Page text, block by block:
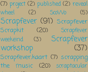
(7) project (2) published (2) reveal
wheel
(2) ScoWo (5)
Scrapfever (91) Scrapfever
Scrapkit
(20)
Scrapfever
weekeind
(3) Scrapfever
workshop (37)
Scrapfever;kaart (7) scrapping
the music
(20)
scraptacular